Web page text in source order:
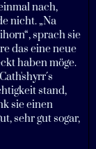
nach,
nicht. „Na
sprach sie
das eine neue
haben möge.
stand,
sie einen
sehr gut sogar,